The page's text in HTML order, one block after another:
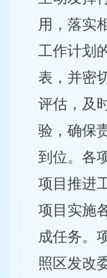
用，落实
工作计划
表，并密
评估，及
验，确保
到位。各
项目推进
项目实施
成任务。
照区发改